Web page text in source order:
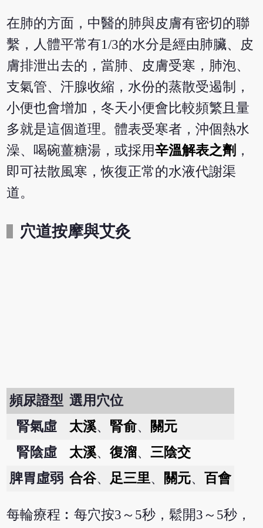
在肺的方面，中醫的肺與皮膚有密切的聯
繫，人體平常有1/3的水分是經由肺臟、皮
膚排泄出去的，當肺、皮膚受寒，肺泡、
支氣管、汗腺收縮，水份的蒸散受遏制，
小便也會增加，冬天小便會比較頻繁且量
多就是這個道理。體表受寒者，沖個熱水
澡、喝碗薑糖湯，或採用辛溫解表之劑 ，
即可祛散風寒，恢復正常的水液代謝渠
道。
穴道按摩與艾灸
頻尿證型 選用穴位
腎氣虛
太溪、 腎俞、
關元
腎陰虛
太溪、復溜、三陰交
脾胃虛弱 合谷、 足三里、 關元、百會
每輪療程︰每穴按3～5秒，鬆開3～5秒，